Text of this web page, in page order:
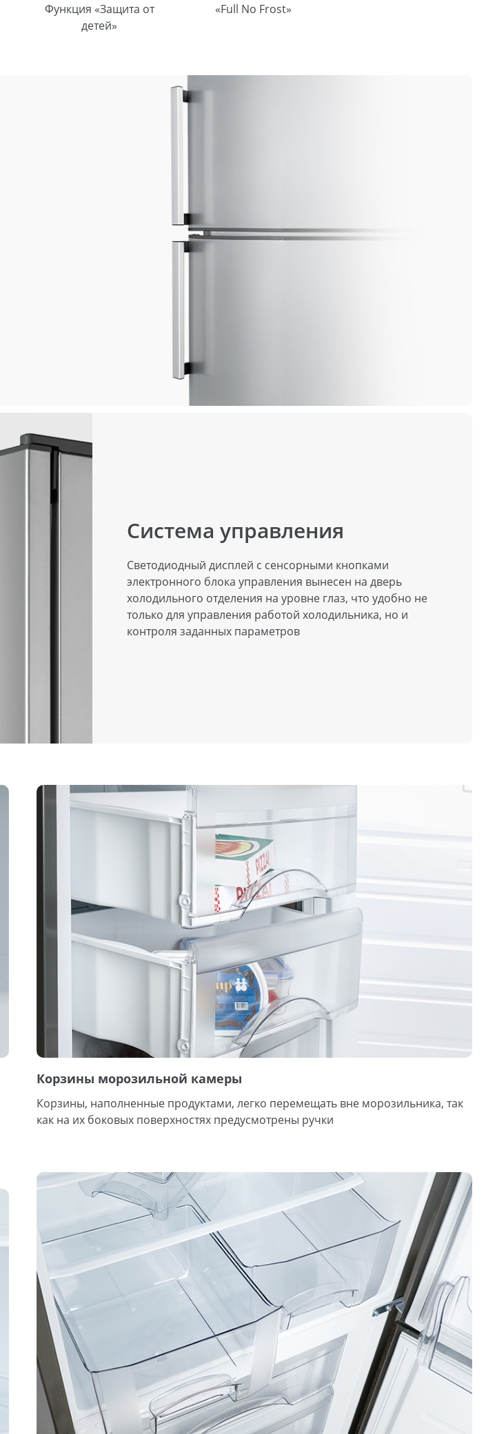
Функция «Защита от
детей»
«Full No Frost»
Система управления
Светодиодный дисплей с сенсорными кнопками
электронного блока управления вынесен на дверь
холодильного отделения на уровне глаз, что удобно не
только для управления работой холодильника, но и
контроля заданных параметров
Корзины морозильной камеры
Корзины, наполненные продуктами, легко перемещать вне морозильника, так
как на их боковых поверхностях предусмотрены ручки